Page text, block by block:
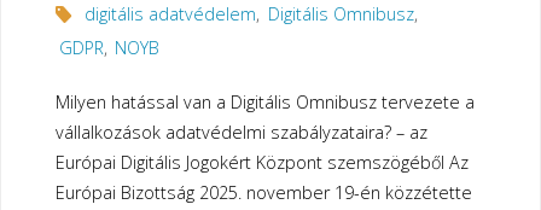
digitális adatvédelem, Digitális Omnibusz,
GDPR, NOYB
Milyen hatással van a Digitális Omnibusz tervezete a
vállalkozások adatvédelmi szabályzataira? – az
Európai Digitális Jogokért Központ szemszögéből Az
Európai Bizottság 2025. november 19-én közzétette